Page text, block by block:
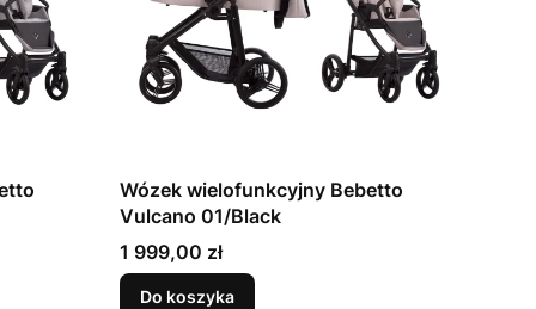
Wózek wielofunkcyjny Bebetto
Vulcano 01/Black
Cena
1 999,00 zł
Do koszyka